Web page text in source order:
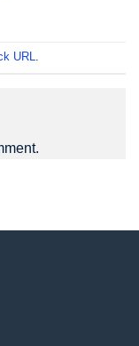
URL.